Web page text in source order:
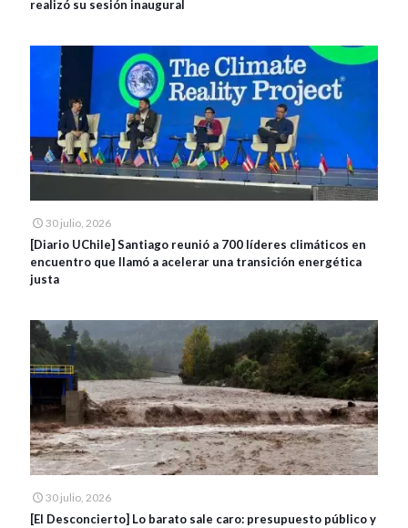
realizó su sesión inaugural
30 julio, 2026
[Diario UChile] Santiago reunió a 700 líderes climáticos en
encuentro que llamó a acelerar una transición energética
justa
30 julio, 2026
[El Desconcierto] Lo barato sale caro: presupuesto público y